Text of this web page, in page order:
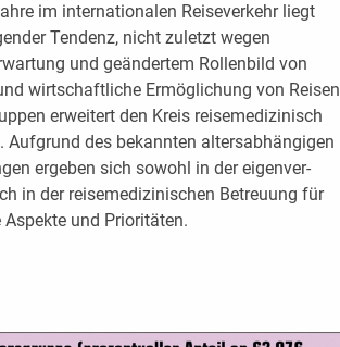
im internationalen Reiseverkehr liegt
Tendenz, nicht zuletzt wegen
und geändertem Rollenbild von
wirtschaftliche Ermöglichung von Reisen
erweitert den Kreis reise­medizinisch
Aufgrund des bekannten altersabhängigen
ergeben sich sowohl in der eigenver­
in der reisemedizinischen Betreuung für
und Prioritäten.